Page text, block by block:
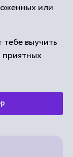
или
выучить